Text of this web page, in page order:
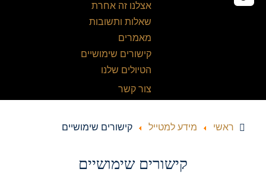
אצלנו זה אחרת
שאלות ותשובות
מאמרים
קישורים שימושיים
הטיולים שלנו
צור קשר
ראשי מידע למטייל קישורים שימושיים
קישורים שימושיים